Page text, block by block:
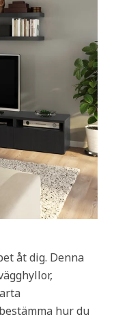
åt dig. Denna
hur du